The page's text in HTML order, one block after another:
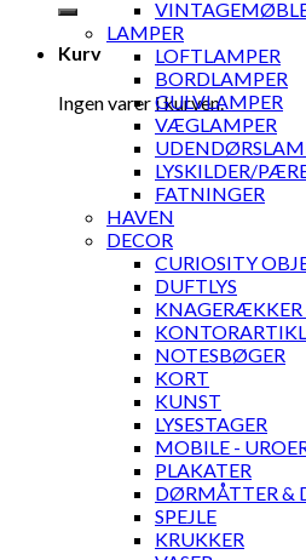
Kurv
Ingen varer i kurven.
LAMPER
LOFTLAMPER
BORDLAMPER
GULVLAMPER
VÆGLAMPER
LYSKILDER/
FATNINGER
HAVEN
DECOR
CURIOSITY
DUFTLYS
KNAGERÆKKER
NOTESBØGER
KORT
KUNST
LYSESTAGER
MOBILE -
PLAKATER
DØRMÅTTER &
SPEJLE
KRUKKER